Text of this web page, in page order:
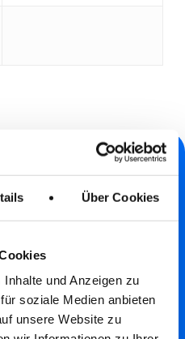
Über Cookies
und Anzeigen zu
soziale Medien anbieten
unsere Website zu